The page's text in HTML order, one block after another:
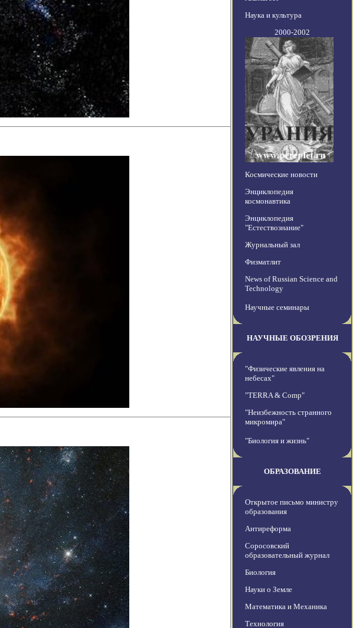
Наука и культура
2000-2002
Космические новости
Энциклопедия
космонавтика
Энциклопедия
"Естествознание"
Журнальный зал
Физматлит
News of Russian Science and
Technology
Научные семинары
НАУЧНЫЕ ОБОЗРЕНИЯ
"Физические явления на
небесах"
"TERRA & Comp"
"Неизбежность странного
микромира"
"Биология и жизнь"
ОБРАЗОВАНИЕ
Открытое письмо министру
образования
Антиреформа
Соросовский
образовательный журнал
Биология
Науки о Земле
Математика и Механика
Технология